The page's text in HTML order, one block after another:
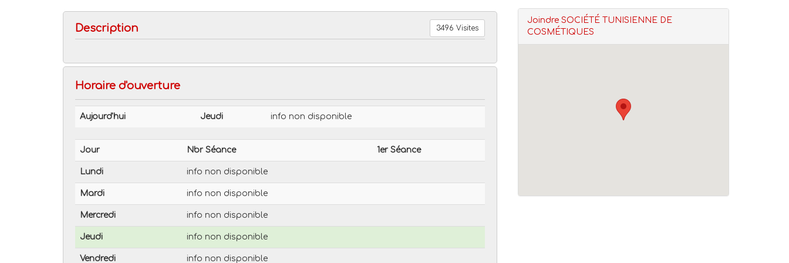
Description 3496 Visites
Horaire d'ouverture
Aujourd'hui Jeudi info non disponible
Jour Nbr Séance 1er Séance
Lundi info non disponible
Mardi info non disponible
Mercredi info non disponible
Jeudi info non disponible
Vendredi info non disponible
Joindre SOCIÉTÉ TUNISIENNE DE
COSMÉTIQUES